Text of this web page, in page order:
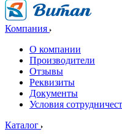
Компания
О компании
Производители
Отзывы
Реквизиты
Документы
Условия
Каталог